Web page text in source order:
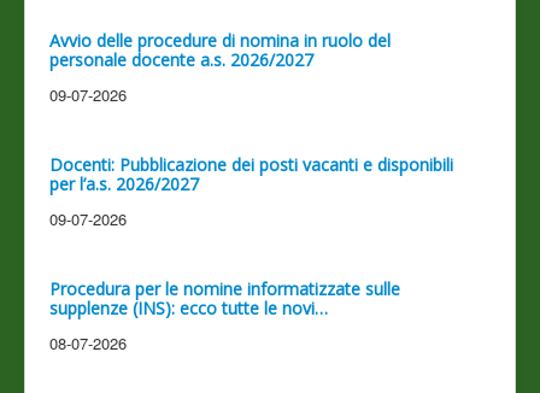
Avvio delle procedure di nomina in ruolo del
personale docente a.s. 2026/2027
09-07-2026
Docenti: Pubblicazione dei posti vacanti e disponibili
per l’a.s. 2026/2027
09-07-2026
Procedura per le nomine informatizzate sulle
supplenze (INS): ecco tutte le novi…
08-07-2026